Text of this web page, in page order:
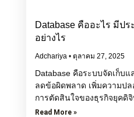
Database คืออะไร มีป
อย่างไร
Adchariya ตุลาคม 27, 2025
Database คือระบบจัดเก็บ
ลดข้อผิดพลาด เพิ่มความป
การตัดสินใจของธุรกิจยุคดิ
Read More »